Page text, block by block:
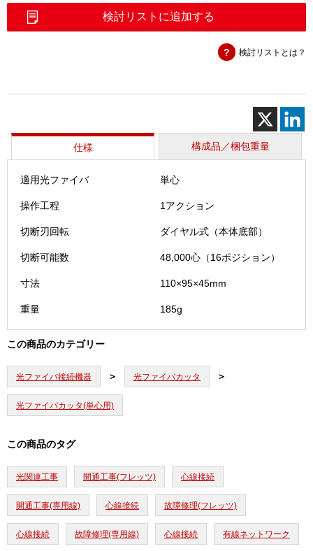
イ
ッ
タ
（CT-
検討リストに追加する
検討リストとは？
仕様 構成品／梱包重量
適用光ファイバ 単心
操作工程 1アクション
切断刃回転 ダイヤル式（本体底部）
切断可能数 48,000心（16ポジション）
寸法 110×95×45mm
重量 185g
この商品のカテゴリー
光ファイバ接続機器 光ファイバカッタ
光ファイバカッタ(単心用)
この商品のタグ
光関連工事 開通工事(フレッツ) 心線接続
開通工事(専用線) 心線接続 故障修理(フレッツ)
心線接続 故障修理(専用線) 心線接続 有線ネットワーク